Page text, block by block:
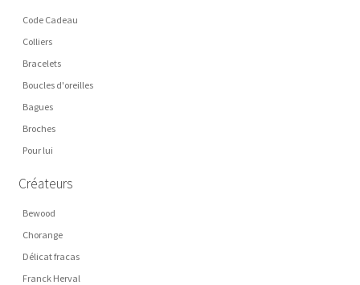
Code Cadeau
Colliers
Bracelets
Boucles d'oreilles
Bagues
Broches
Pour lui
Créateurs
Bewood
Chorange
Délicat fracas
Franck Herval